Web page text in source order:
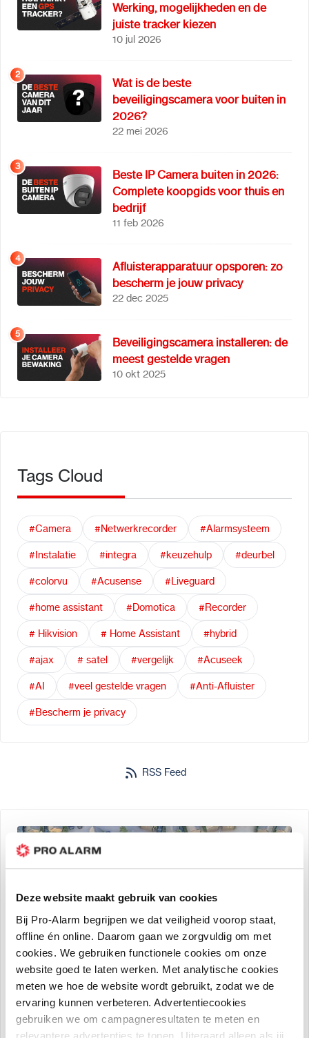
Deze website maakt gebruik van cookies
Bij Pro-Alarm begrijpen we dat veiligheid voorop staat,
offline én online. Daarom gaan we zorgvuldig om met
cookies. We gebruiken functionele cookies om onze
website goed te laten werken. Met analytische cookies
meten we hoe de website wordt gebruikt, zodat we de
ervaring kunnen verbeteren. Advertentiecookies
gebruiken we om campagneresultaten te meten en
relevantere advertenties te tonen. Uiteraard alleen als jij
Werking, mogelijkheden en de
juiste tracker kiezen
10 jul 2026
2
Wat is de beste
beveiligingscamera voor buiten in
2026?
22 mei 2026
3
Beste IP Camera buiten in 2026:
Complete koopgids voor thuis en
bedrijf
11 feb 2026
4
Afluisterapparatuur opsporen: zo
bescherm je jouw privacy
22 dec 2025
5
Beveiligingscamera installeren: de
meest gestelde vragen
10 okt 2025
Tags Cloud
#Camera #Netwerkrecorder #Alarmsysteem
#Instalatie #integra #keuzehulp #deurbel
#colorvu #Acusense #Liveguard
#home assistant #Domotica #Recorder
# Hikvision # Home Assistant #hybrid
#ajax # satel #vergelijk #Acuseek
#AI #veel gestelde vragen #Anti-Afluister
#Bescherm je privacy
RSS Feed
Support medewerker 10 aug 2022 194 views